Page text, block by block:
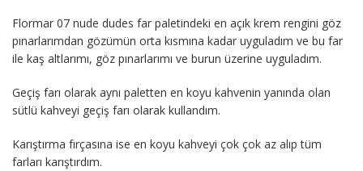
Flormar 07 nude dudes far paletindeki en açık krem rengini göz
pınarlarımdan gözümün orta kısmına kadar uyguladım ve bu far
ile kaş altlarımı, göz pınarlarımı ve burun üzerine uyguladım.
Geçiş farı olarak aynı paletten en koyu kahvenin yanında olan
sütlü kahveyi geçiş farı olarak kullandım.
Karıştırma fırçasına ise en koyu kahveyi çok çok az alıp tüm
farları karıştırdım.